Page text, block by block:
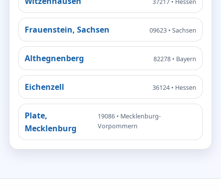
Frauenstein, Sachsen 09623 • Sachsen
Althegnenberg 82278 • Bayern
Eichenzell 36124 • Hessen
Plate,
Mecklenburg
19086 • Mecklenburg-
Vorpommern